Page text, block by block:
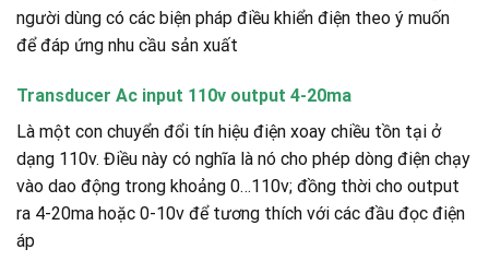
người dùng có các biện pháp điều khiển điện theo ý muốn
để đáp ứng nhu cầu sản xuất
Transducer Ac input 110v output 4-20ma
Là một con chuyển đổi tín hiệu điện xoay chiều tồn tại ở
dạng 110v. Điều này có nghĩa là nó cho phép dòng điện chạy
vào dao động trong khoảng 0…110v; đồng thời cho output
ra 4-20ma hoặc 0-10v để tương thích với các đầu đọc điện
áp